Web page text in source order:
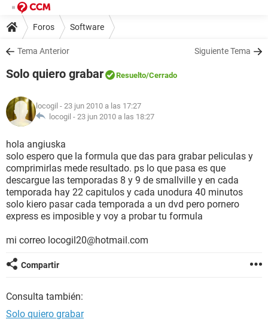
Foros Software
Tema Anterior Siguiente Tema
Solo quiero grabar Resuelto/Cerrado
locogil - 23 jun 2010 a las 17:27
locogil - 23 jun 2010 a las 18:27
hola angiuska
solo espero que la formula que das para grabar peliculas y
comprimirlas mede resultado. ps lo que pasa es que
descargue las temporadas 8 y 9 de smallville y en cada
temporada hay 22 capitulos y cada unodura 40 minutos
solo kiero pasar cada temporada a un dvd pero pornero
express es imposible y voy a probar tu formula
mi correo locogil20@hotmail.com
Compartir
Consulta también:
Solo quiero grabar